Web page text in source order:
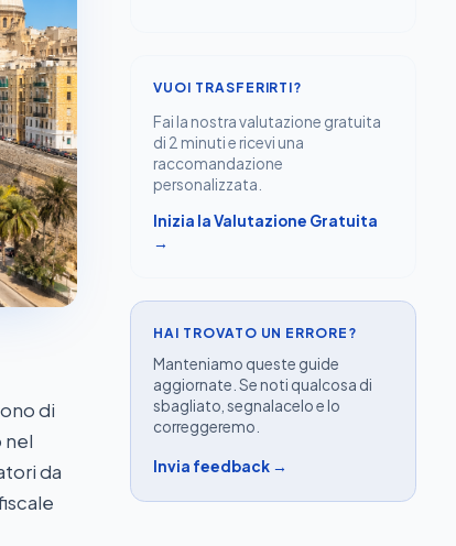
di
nel
da
VUOI TRASFERIRTI?
Fai la nostra valutazione gratuita
di 2 minuti e ricevi una
raccomandazione
personalizzata.
Inizia la Valutazione Gratuita
→
HAI TROVATO UN ERRORE?
Manteniamo queste guide
aggiornate. Se noti qualcosa di
sbagliato, segnalacelo e lo
correggeremo.
Invia feedback →